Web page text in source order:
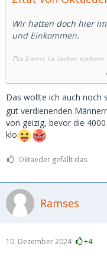
Wir hatten doch hier
und Einkommen.
Da kann ja jeder
Und 4.000 Euro für ein
brutto-Gehalt. Das
Und viele sehr Reiche,
kniepig, was das
Nicht umsonst kommt
Das wollte ich auch noch
gut verdienenden
von geizig, bevor die
klo
Oktaeder gefällt das.
Ramses
10. Dezember 2024 +4